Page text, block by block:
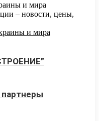
и мира
– новости, цены,